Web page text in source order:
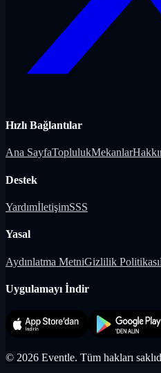
Hızlı Bağlantılar
Ana SayfaToplulukMekanlar
Destek
YardımİletişimSSS
Yasal
Aydınlatma MetniGizlilik Politikası
Uygulamayı İndir
© 2026 Eventle. Tüm hakları